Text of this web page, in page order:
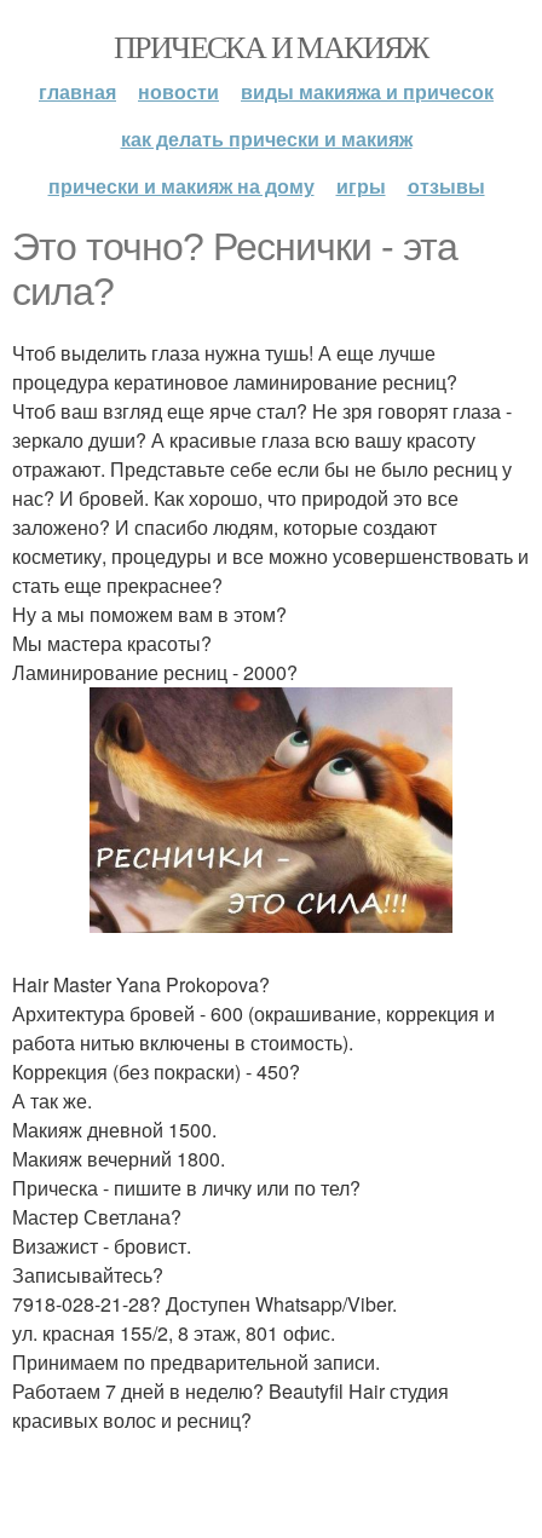
ПРИЧЕСКА И МАКИЯЖ
главная новости
виды макияжа и причесок
как делать прически и макияж
прически и макияж на дому
игры отзывы
Это точно? Реснички - эта
сила?
Чтоб выделить глаза нужна тушь! А еще лучше
процедура кератиновое ламинирование ресниц?
Чтоб ваш взгляд еще ярче стал? Не зря говорят глаза -
зеркало души? А красивые глаза всю вашу красоту
отражают. Представьте себе если бы не было ресниц у
нас? И бровей. Как хорошо, что природой это все
заложено? И спасибо людям, которые создают
косметику, процедуры и все можно усовершенствовать и
стать еще прекраснее?
Ну а мы поможем вам в этом?
Мы мастера красоты?
Ламинирование ресниц - 2000?
Hair Master Yana Prokopova?
Архитектура бровей - 600 (окрашивание, коррекция и
работа нитью включены в стоимость).
Коррекция (без покраски) - 450?
А так же.
Макияж дневной 1500.
Макияж вечерний 1800.
Прическа - пишите в личку или по тел?
Мастер Светлана?
Визажист - бровист.
Записывайтесь?
7918-028-21-28? Доступен Whatsapp/Viber.
ул. красная 155/2, 8 этаж, 801 офис.
Принимаем по предварительной записи.
Работаем 7 дней в неделю? Beautyfil Hair студия
красивых волос и ресниц?